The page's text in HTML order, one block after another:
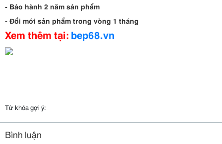
- Bảo hành 2 năm sản phẩm
- Đổi mới sản phẩm trong vòng 1 tháng
Xem thêm tại: bep68.vn
Từ khóa gợi ý:
Bình luận